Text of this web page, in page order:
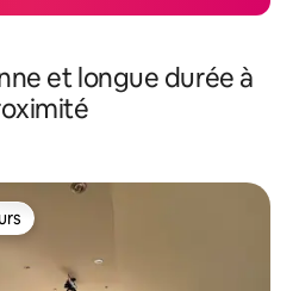
et longue durée à
les plus appréciés